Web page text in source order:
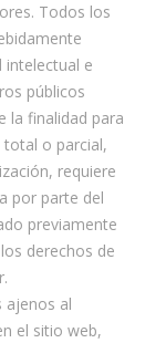
Todos los
e
públicos
la finalidad para
o parcial,
requiere
por parte del
previamente
derechos de
ajenos al
el sitio web,